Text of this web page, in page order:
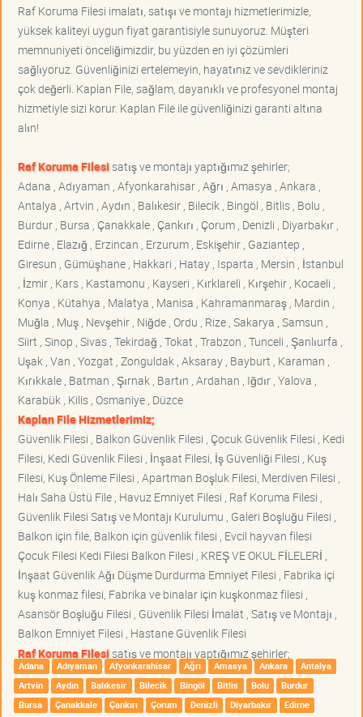
Raf Koruma Filesi imalatı, satışı ve montajı hizmetlerimizle,
yüksek kaliteyi uygun fiyat garantisiyle sunuyoruz. Müşteri
memnuniyeti önceliğimizdir, bu yüzden en iyi çözümleri
sağlıyoruz. Güvenliğinizi ertelemeyin, hayatınız ve sevdikleriniz
çok değerli. Kaplan File, sağlam, dayanıklı ve profesyonel montaj
hizmetiyle sizi korur. Kaplan File ile güvenliğinizi garanti altına
alın!
Raf Koruma Filesisatış ve montajı yaptığımız şehirler;
Adana , Adıyaman , Afyonkarahisar , Ağrı , Amasya , Ankara ,
Antalya , Artvin , Aydın , Balıkesir , Bilecik , Bingöl , Bitlis , Bolu ,
Burdur , Bursa , Çanakkale , Çankırı , Çorum , Denizli , Diyarbakır ,
Edirne , Elazığ , Erzincan , Erzurum , Eskişehir , Gaziantep ,
Giresun , Gümüşhane , Hakkari , Hatay , Isparta , Mersin , İstanbul
, İzmir , Kars , Kastamonu , Kayseri , Kırklareli , Kırşehir , Kocaeli ,
Konya , Kütahya , Malatya , Manisa , Kahramanmaraş , Mardin ,
Muğla , Muş , Nevşehir , Niğde , Ordu , Rize , Sakarya , Samsun ,
Siirt , Sinop , Sivas , Tekirdağ , Tokat , Trabzon , Tunceli , Şanlıurfa ,
Uşak , Van , Yozgat , Zonguldak , Aksaray , Bayburt , Karaman ,
Kırıkkale , Batman , Şırnak , Bartın , Ardahan , Iğdır , Yalova ,
Karabük , Kilis , Osmaniye , Düzce
Kaplan File Hizmetlerimiz;
Güvenlik Filesi , Balkon Güvenlik Filesi , Çocuk Güvenlik Filesi , Kedi
Filesi, Kedi Güvenlik Filesi , İnşaat Filesi, İş Güvenliği Filesi , Kuş
Filesi, Kuş Önleme Filesi , Apartman Boşluk Filesi, Merdiven Filesi ,
Halı Saha Üstü File , Havuz Emniyet Filesi , Raf Koruma Filesi ,
Güvenlik Filesi Satış ve Montajı Kurulumu , Galeri Boşluğu Filesi ,
Balkon için file, Balkon için güvenlik filesi , Evcil hayvan filesi
Çocuk Filesi Kedi Filesi Balkon Filesi , KREŞ VE OKUL FİLELERİ ,
İnşaat Güvenlik Ağı Düşme Durdurma Emniyet Filesi , Fabrika içi
kuş konmaz filesi, Fabrika ve binalar için kuşkonmaz filesi ,
Asansör Boşluğu Filesi , Güvenlik Filesi İmalat , Satış ve Montajı ,
Balkon Emniyet Filesi , Hastane Güvenlik Filesi
Raf Koruma Filesisatış ve montajı yaptığımız şehirler;
Adana Adıyaman Afyonkarahisar Ağrı Amasya Ankara
Antalya
Artvin
Aydın Balıkesir Bilecik Bingöl Bitlis Bolu
Burdur
Bursa
Çanakkale Çankırı Çorum Denizli Diyarbakır
Edirne